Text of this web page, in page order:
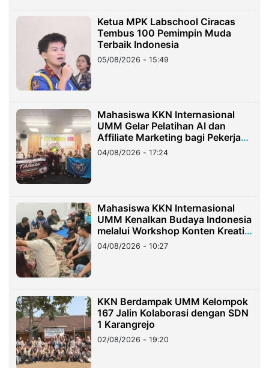
Ketua MPK Labschool Ciracas
Tembus 100 Pemimpin Muda
Terbaik Indonesia
05/08/2026 - 15:49
Mahasiswa KKN Internasional
UMM Gelar Pelatihan AI dan
Affiliate Marketing bagi Pekerja
Migran Indonesia di Taiwan
04/08/2026 - 17:24
Mahasiswa KKN Internasional
UMM Kenalkan Budaya Indonesia
melalui Workshop Konten Kreatif
di Taiwan
04/08/2026 - 10:27
KKN Berdampak UMM Kelompok
167 Jalin Kolaborasi dengan SDN
1 Karangrejo
02/08/2026 - 19:20